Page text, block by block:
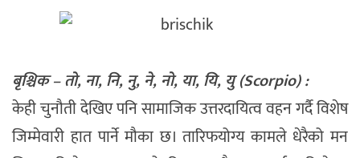
बृश्चिक – तो, ना, नि, नु, ने, नो, या, यि, यु (Scorpio) :
केही चुनौती देखिए पनि सामाजिक उत्तरदायित्व वहन गर्दै विशेष
जिम्मेवारी हात पार्ने मौका छ। तारिफयोग्य कामले धेरैको मन